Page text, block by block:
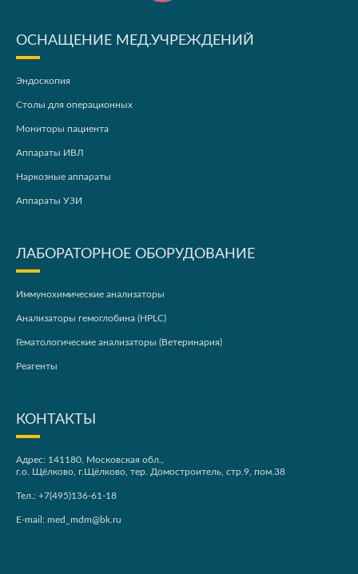
ОСНАЩЕНИЕ МЕД.УЧРЕЖДЕНИЙ
Эндоскопия
Столы для операционных
Мониторы пациента
Аппараты ИВЛ
Наркозные аппараты
Аппараты УЗИ
ЛАБОРАТОРНОЕ ОБОРУДОВАНИЕ
Иммунохимические анализаторы
Анализаторы гемоглобина (HPLC)
Гематологические анализаторы (Ветеринария)
Реагенты
КОНТАКТЫ
Адрес: 141180, Московская обл.,
г.о. Щёлково, г.Щёлково, тер. Домостроитель, стр.9, пом.38
Тел.: +7(495)136-61-18
E-mail: med_mdm@bk.ru